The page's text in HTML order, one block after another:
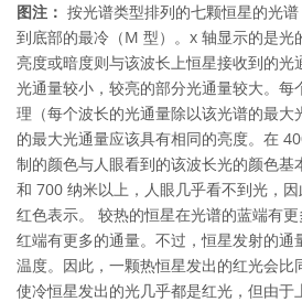
图注： 按光谱类型排列的七颗恒星的光谱
到底部的最冷（M 型）。x 轴显示的是光
亮度或暗度则与该波长上恒星接收到的光
光通量较小，较亮的部分光通量较大。每
理（每个波长的光通量除以该光谱的最大
的最大光通量应该具有相同的亮度。在
制的颜色与人眼看到的该波长光的颜色
和 700 纳米以上，人眼几乎看不到光，
红色表示。 较热的恒星在光谱的蓝端有
红端有更多的通量。不过，恒星发射的通
温度。因此，一颗热恒星发出的红光会比
使冷恒星发出的光几乎都是红光，但由于